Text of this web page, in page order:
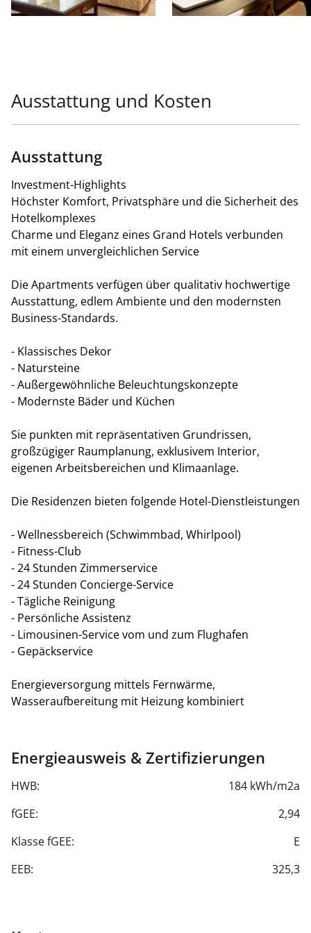
Top 6b - Apartment COBURG mit ca. 155 m² -
großzügige Grundflächen, um Freizeit- und
Geschäftsanforderungen gerecht zu werden.
SHARE DEAL als auch als ASSET DEAL verkäuflich.
Kaufpreis Gesamt-Wohnungspaket € 15 Mio.
Einzelverkauf der Apartments € 13.900,- / m²
Ausstattung und Kosten
Ausstattung
Investment-Highlights
Höchster Komfort, Privatsphäre und die Sicherheit des
Hotelkomplexes
Charme und Eleganz eines Grand Hotels verbunden
mit einem unvergleichlichen Service
Die Apartments verfügen über qualitativ hochwertige
Ausstattung, edlem Ambiente und den modernsten
Business-Standards.
- Klassisches Dekor
- Natursteine
- Außergewöhnliche Beleuchtungskonzepte
- Modernste Bäder und Küchen
Sie punkten mit repräsentativen Grundrissen,
großzügiger Raumplanung, exklusivem Interior,
eigenen Arbeitsbereichen und Klimaanlage.
Die Residenzen bieten folgende Hotel-Dienstleistungen
- Wellnessbereich (Schwimmbad, Whirlpool)
- Fitness-Club
- 24 Stunden Zimmerservice
- 24 Stunden Concierge-Service
- Tägliche Reinigung
- Persönliche Assistenz
- Limousinen-Service vom und zum Flughafen
- Gepäckservice
Energieversorgung mittels Fernwärme,
Wasseraufbereitung mit Heizung kombiniert
Energieausweis & Zertifizierungen
HWB:
184 kWh/m2a
fGEE:
2,94
Klasse fGEE:
E
EEB:
325,3